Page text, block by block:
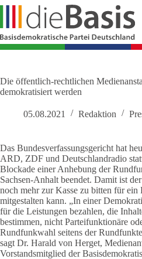
Zum
springen
Die öffentlich-rechtlichen
demokratisiert werden
05.08.2021 Redaktion
Das Bundesverfassungsgericht hat
ARD, ZDF und Deutschlandradio
Blockade einer Anhebung der
Sachsen-Anhalt beendet. Damit ist
noch mehr zur Kasse zu bitten für ein
mitgestalten kann. „In einer
für die Leistungen bezahlen, die
bestimmen, nicht Parteifunktionäre
Rundfunkwahl seitens der
sagt Dr. Harald von Herget,
Vorstandsmitglied der